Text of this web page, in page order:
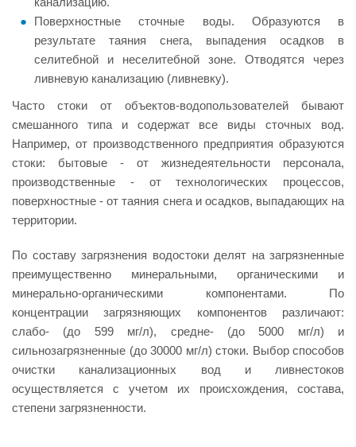
Поверхностные сточные воды. Образуются в
результате таяния снега, выпадения осадков в
селитебной и неселитебной зоне. Отводятся через
ливневую канализацию (ливневку).
Часто стоки от объектов-водопользователей бывают
смешанного типа и содержат все виды сточных вод.
Например, от производственного предприятия образуются
стоки: бытовые - от жизнедеятельности персонала,
производственные - от технологических процессов,
поверхностные - от таяния снега и осадков, выпадающих на
территории.
По составу загрязнения водостоки делят на загрязненные
преимущественно минеральными, органическими и
минерально-органическими компонентами. По
концентрации загрязняющих компонентов различают:
слабо- (до 599 мг/л), средне- (до 5000 мг/л) и
сильнозагрязненные (до 30000 мг/л) стоки. Выбор способов
очистки канализационных вод и ливнестоков
осуществляется с учетом их происхождения, состава,
степени загрязненности.